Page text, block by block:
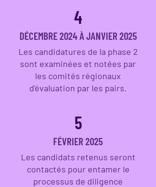
4
DÉCEMBRE 2024 À JANVIER 2025
Les candidatures de la phase 2
sont examinées et notées par
les comités régionaux
d'évaluation par les pairs.
5
FÉVRIER 2025
Les candidats retenus seront
contactés pour entamer le
processus de diligence